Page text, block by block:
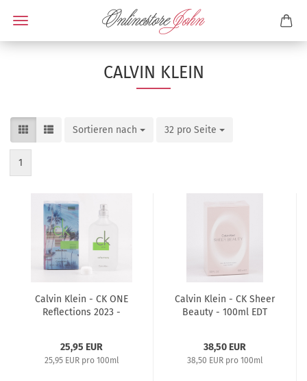
CALVIN KLEIN
Sortieren nach 32 pro Seite
1
Calvin Klein - CK ONE
Reflections 2023 -
25,95 EUR
25,95 EUR pro 100ml
Calvin Klein - CK Sheer
Beauty - 100ml EDT
38,50 EUR
38,50 EUR pro 100ml